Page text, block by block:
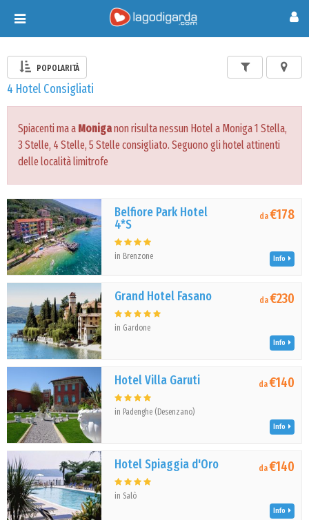
Toggle
navigation
POPOLARITÀ
4 Hotel Consigliati
Spiacenti ma a Moniganon risulta nessun Hotel a Moniga 1 Stella,
3 Stelle, 4 Stelle, 5 Stelle consigliato. Seguono gli hotel attinenti
delle località limitrofe
Belfiore Park Hotel
4*S
in Brenzone
da€178
Info
Grand Hotel Fasano
in Gardone
da€230
Info
Hotel Villa Garuti
in Padenghe (Desenzano)
da€140
Info
Hotel Spiaggia d'Oro
in Salò
da€140
Info